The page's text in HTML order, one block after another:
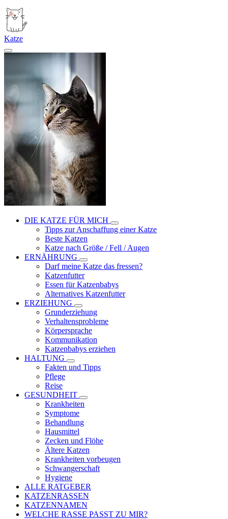
Katze
DIE KATZE FÜR MICH
Tipps zur Anschaffung einer Katze
Beste Katzen
Katze nach Größe / Fell / Augen
ERNÄHRUNG
Darf meine Katze das fressen?
Katzenfutter
Essen für Katzenbabys
Alternatives Katzenfutter
ERZIEHUNG
Grunderziehung
Verhaltensprobleme
Körpersprache
Kommunikation
Katzenbabys erziehen
HALTUNG
Fakten und Tipps
Pflege
Reise
GESUNDHEIT
Krankheiten
Symptome
Behandlung
Hausmittel
Zecken und Flöhe
Ältere Katzen
Krankheiten vorbeugen
Schwangerschaft
Hygiene
ALLE RATGEBER
KATZENRASSEN
KATZENNAMEN
WELCHE RASSE PASST ZU MIR?